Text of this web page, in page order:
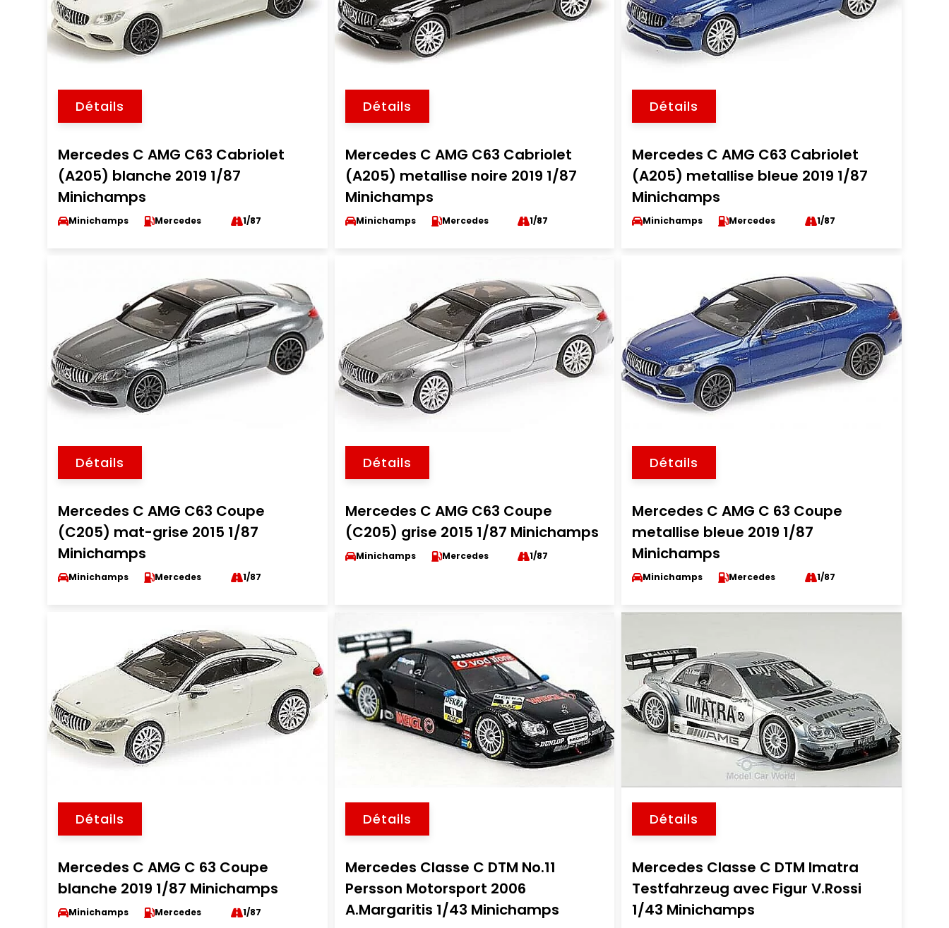
Détails
Mercedes C AMG C63 Cabriolet
(A205) blanche 2019 1/87
Minichamps
Minichamps Mercedes 1/87
Détails
Mercedes C AMG C63 Cabriolet
(A205) metallise noire 2019 1/87
Minichamps
Minichamps Mercedes 1/87
Détails
Mercedes C AMG C63 Cabriolet
(A205) metallise bleue 2019 1/87
Minichamps
Minichamps Mercedes 1/87
Détails
Mercedes C AMG C63 Coupe
(C205) mat-grise 2015 1/87
Minichamps
Minichamps Mercedes 1/87
Détails
Mercedes C AMG C63 Coupe
(C205) grise 2015 1/87 Minichamps
Minichamps Mercedes 1/87
Détails
Mercedes C AMG C 63 Coupe
metallise bleue 2019 1/87
Minichamps
Minichamps Mercedes 1/87
Détails
Mercedes C AMG C 63 Coupe
blanche 2019 1/87 Minichamps
Minichamps Mercedes 1/87
Détails
Mercedes Classe C DTM No.11
Persson Motorsport 2006
A.Margaritis 1/43 Minichamps
Détails
Mercedes Classe C DTM Imatra
Testfahrzeug avec Figur V.Rossi
1/43 Minichamps